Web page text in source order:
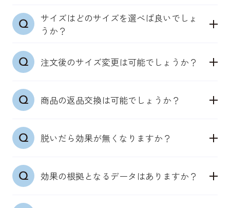
ともと身体が備えている機能を引き出します。
特許取得（第7214169号）「低筋圧理論」
骨盤まわりの筋肉にそった独自の凹凸構造が、肌に
す。
身体本来が持つ機能を引き出し、筋肉への確実にア
サイズはどのサイズを選べば良いでしょ
うか？
普段の洋服サイズを目安にお選びください。皮膚の
感度センサーを活かした設計のため、きつすぎない
68~76cm、M／76~84cm、L／84~94cm、LL／
94~104cm、3L／104~114cm
は、ぴったりした下着を選ぶことが多ければ「下の
注文後のサイズ変更は可能でしょうか？
ご注文後の商品サイズ変更はシステム上お受けする
ことができません。出荷完了メール受信前の場合
お願いいたします。
商品の返品交換は可能でしょうか？
商品の特性上、お客様都合の返品交換は未使用の場
合も承っておりません。何卒ご理解いただきますよ
脱いだら効果が無くなりますか？
どのアイテムも、着用いただいている時は、皮膚の
感覚センサーから神経伝達回路を通じて、筋肉が正
効果の根拠となるデータはありますか？